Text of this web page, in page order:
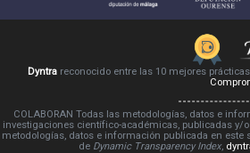
Dyntrareconocido entre las 10 mejores
COLABORAN Todas las metodologías, datos e
investigaciones científico-académicas, publicadas
metodologías, datos e información publicada en
de Dynamic Transparency Index,